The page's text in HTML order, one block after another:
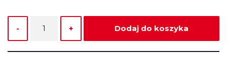
Dodaj do koszyka